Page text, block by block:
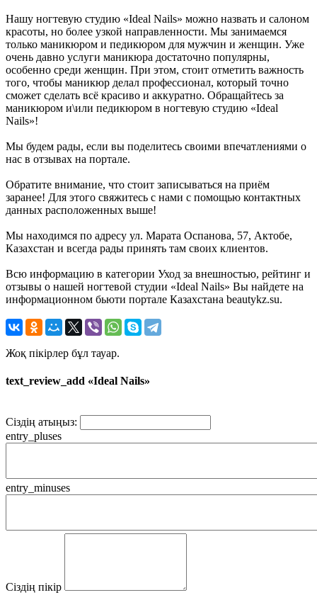
Нашу ногтевую студию «Ideal Nails» можно назвать и салоном
красоты, но более узкой направленности. Мы занимаемся
только маникюром и педикюром для мужчин и женщин. Уже
очень давно услуги маникюра достаточно популярны,
особенно среди женщин. При этом, стоит отметить важность
того, чтобы маникюр делал профессионал, который точно
сможет сделать всё красиво и аккуратно. Обращайтесь за
маникюром и\или педикюром в ногтевую студию «Ideal
Nails»!
Мы будем рады, если вы поделитесь своими впечатлениями о
нас в отзывах на портале.
Обратите внимание, что стоит записываться на приём
заранее! Для этого свяжитесь с нами с помощью контактных
данных расположенных выше!
Мы находимся по адресу ул. Марата Оспанова, 57, Актобе,
Казахстан и всегда рады принять там своих клиентов.
Всю информацию в категории Уход за внешностью, рейтинг и
отзывы о нашей ногтевой студии «Ideal Nails» Вы найдете на
информационном бьюти портале Казахстана beautykz.su.
Жоқ пікірлер бұл тауар.
text_review_add «Ideal Nails»
Сіздің атыңыз:
entry_pluses
entry_minuses
Сіздің пікір